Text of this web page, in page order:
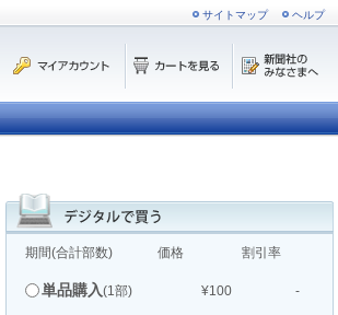
サイトマップ ヘルプ
期間(合計部数) 価格 割引率
単品購入(1部) ¥100 -